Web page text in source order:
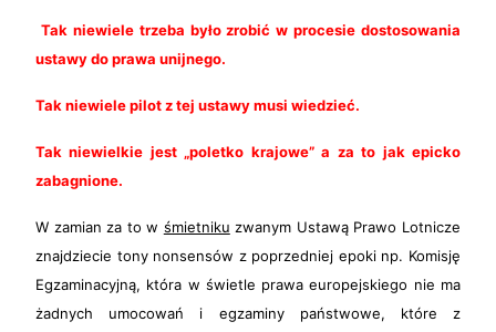
Tak niewiele trzeba było zrobić w procesie dostosowania
ustawy do prawa unijnego.
Tak niewiele pilot z tej ustawy musi wiedzieć.
Tak niewielkie jest „poletko krajowe” a za to jak epicko
zabagnione.
W zamian za to w śmietniku zwanym Ustawą Prawo Lotnicze
znajdziecie tony nonsensów z poprzedniej epoki np. Komisję
Egzaminacyjną, która w świetle prawa europejskiego nie ma
żadnych umocowań i egzaminy państwowe, które z